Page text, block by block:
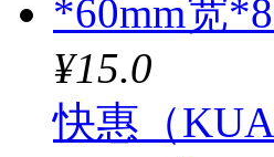
¥15.0
快惠（